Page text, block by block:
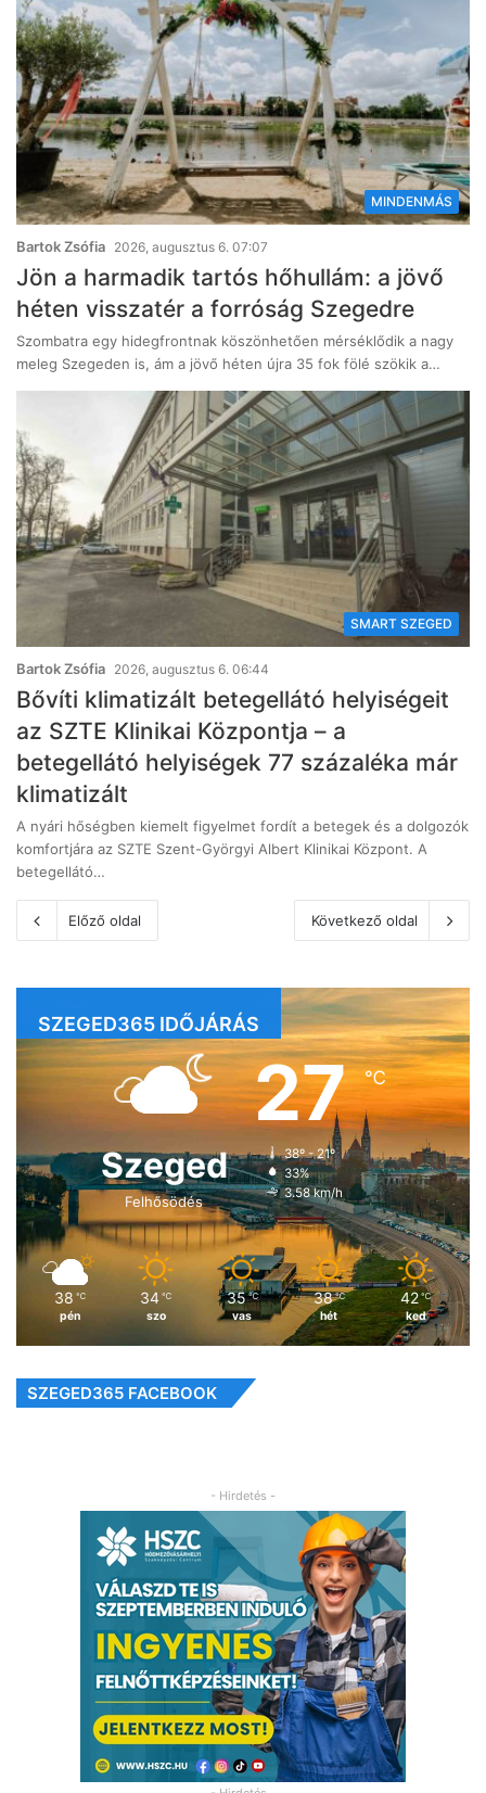
MINDENMÁS
Bartok Zsófia 2026, augusztus 6. 07:07
Jön a harmadik tartós hőhullám: a jövő
héten visszatér a forróság Szegedre
Szombatra egy hidegfrontnak köszönhetően mérséklődik a nagy
meleg Szegeden is, ám a jövő héten újra 35 fok fölé szökik a…
SMART SZEGED
Bartok Zsófia 2026, augusztus 6. 06:44
Bővíti klimatizált betegellátó helyiségeit
az SZTE Klinikai Központja – a
betegellátó helyiségek 77 százaléka már
klimatizált
A nyári hőségben kiemelt figyelmet fordít a betegek és a dolgozók
komfortjára az SZTE Szent-Györgyi Albert Klinikai Központ. A
betegellátó…
Előző oldal Következő oldal
SZEGED365 IDŐJÁRÁS
Szeged
Felhősödés
27℃
38º - 21º
33%
3.58 km/h
38 ℃
pén
34 ℃
szo
35 ℃
vas
38 ℃
hét
42 ℃
ked
SZEGED365 FACEBOOK
- Hirdetés -